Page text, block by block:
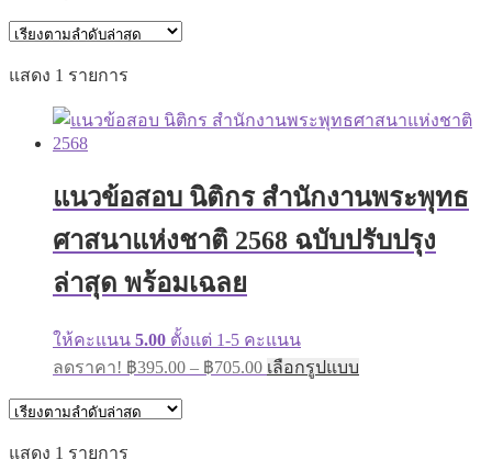
แสดง 1 รายการ
แนวข้อสอบ นิติกร สำนักงานพระพุทธ
ศาสนาแห่งชาติ 2568 ฉบับปรับปรุง
ล่าสุด พร้อมเฉลย
ให้คะแนน 5.00 ตั้งแต่ 1-5 คะแนน
ลดราคา! ฿395.00 – ฿705.00Price
range:
เลือกรูปแบบ
product
แสดง 1 รายการ